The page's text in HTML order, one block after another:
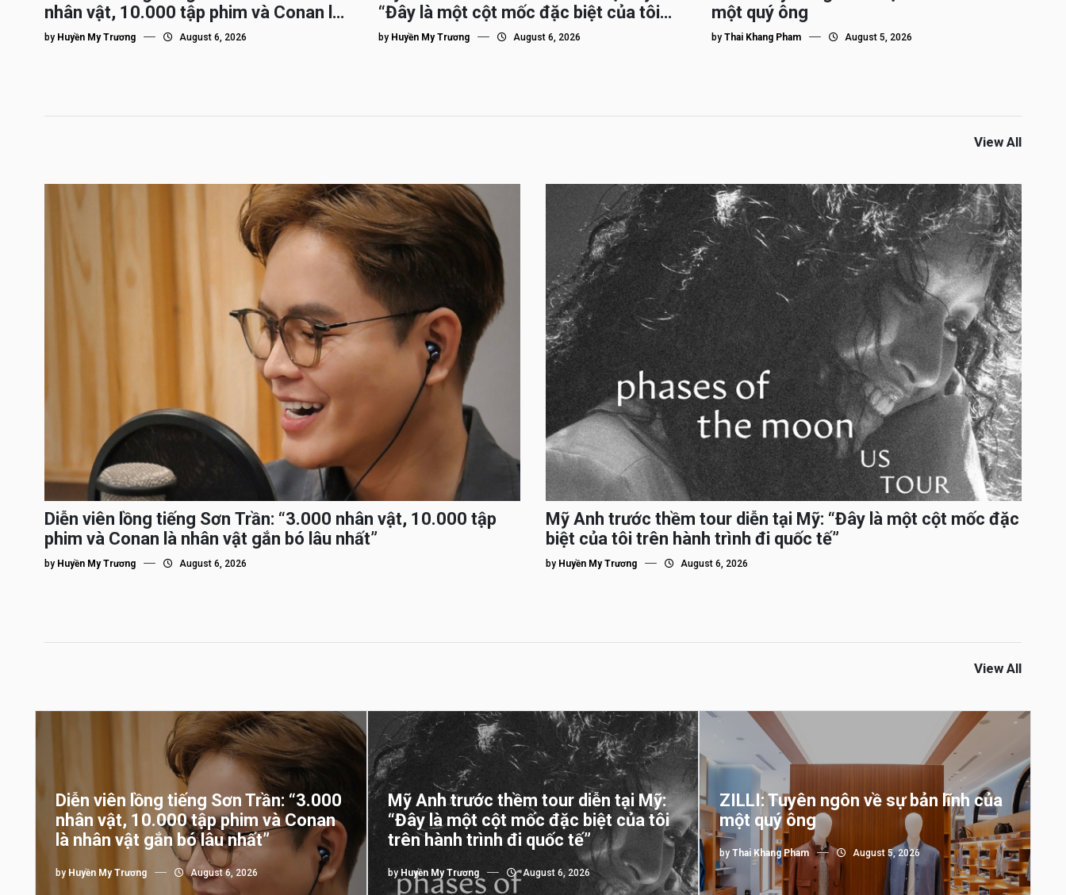
nhân vật, 10.000 tập phim và Conan là
nhân vật gắn bó lâu nhất”
by Huyền My Trương August 6, 2026
“Đây là một cột mốc đặc biệt của tôi
trên hành trình đi quốc tế”
by Huyền My Trương August 6, 2026
một quý ông
byThai Khang Pham August 5, 2026
View All
Diễn viên lồng tiếng Sơn Trần: “3.000 nhân vật, 10.000 tập
phim và Conan là nhân vật gắn bó lâu nhất”
by Huyền My Trương August 6, 2026
Mỹ Anh trước thềm tour diễn tại Mỹ: “Đây là một cột mốc đặc
biệt của tôi trên hành trình đi quốc tế”
by Huyền My Trương August 6, 2026
View All
Diễn viên lồng tiếng Sơn Trần: “3.000
nhân vật, 10.000 tập phim và Conan
là nhân vật gắn bó lâu nhất”
by Huyền My Trương August 6, 2026
Mỹ Anh trước thềm tour diễn tại Mỹ:
“Đây là một cột mốc đặc biệt của tôi
trên hành trình đi quốc tế”
by Huyền My Trương August 6, 2026
ZILLI: Tuyên ngôn về sự bản lĩnh của
một quý ông
byThai Khang Pham August 5, 2026